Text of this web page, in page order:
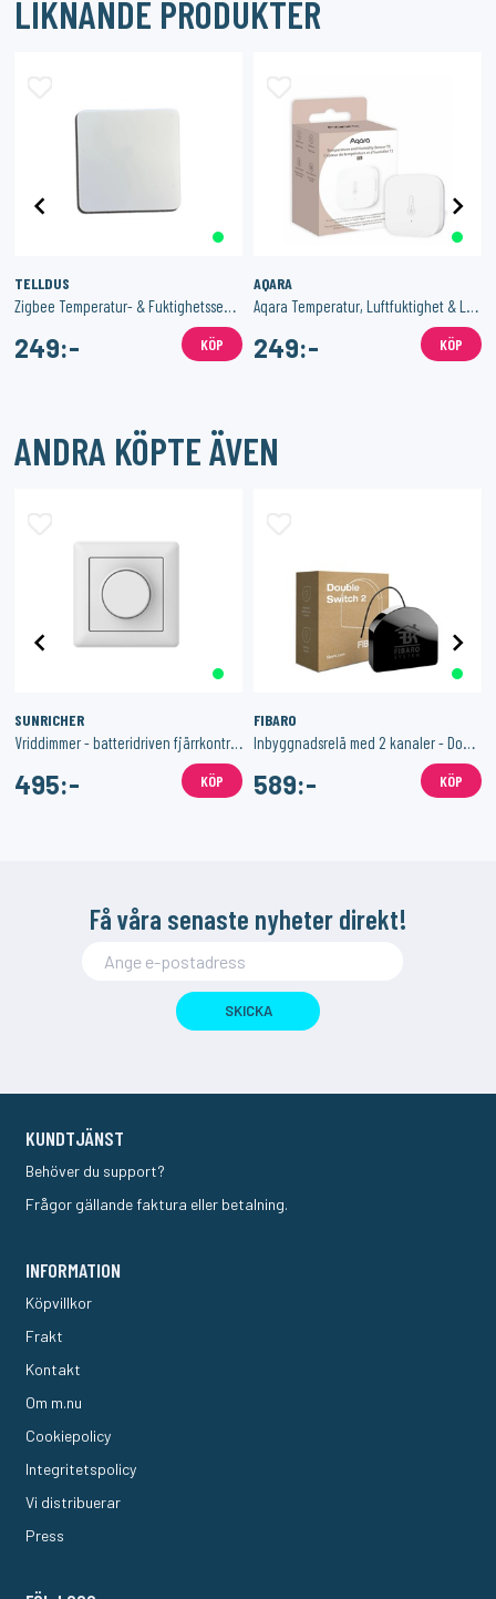
LIKNANDE PRODUKTER
TELLDUS
Zigbee Temperatur- & Fuktighetssensor Inomhus
249:- KÖP
AQARA
Aqara Temperatur, Luftfuktighet & Lufttryck - T1
249:- KÖP
ANDRA KÖPTE ÄVEN
SUNRICHER
Vriddimmer - batteridriven fjärrkontroll - ZigBee
495:- KÖP
FIBARO
Inbyggnadsrelä med 2 kanaler - Double Switch 2 (2x1,15kW)
589:- KÖP
Få våra senaste nyheter direkt!
SKICKA
KUNDTJÄNST
Behöver du support?
Frågor gällande faktura eller betalning.
INFORMATION
Köpvillkor
Frakt
Kontakt
Om m.nu
Cookiepolicy
Integritetspolicy
Vi distribuerar
Press